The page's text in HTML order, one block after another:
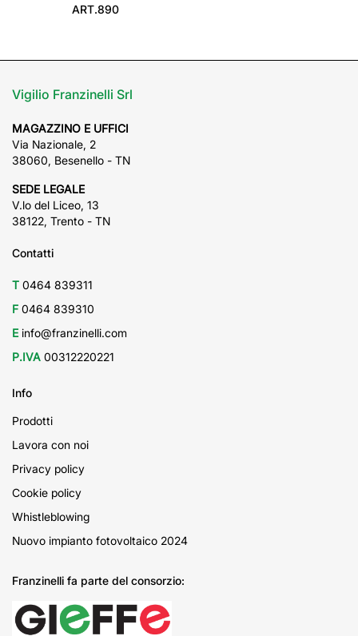
ART.890
Vigilio Franzinelli Srl
MAGAZZINO E UFFICI
Via Nazionale, 2
38060, Besenello - TN
SEDE LEGALE
V.lo del Liceo, 13
38122, Trento - TN
Contatti
T 0464 839311
F 0464 839310
E info@franzinelli.com
P.IVA 00312220221
Info
Prodotti
Lavora con noi
Privacy policy
Cookie policy
Whistleblowing
Nuovo impianto fotovoltaico 2024
Franzinelli fa parte del consorzio: